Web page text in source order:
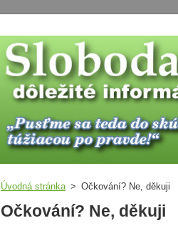
Úvodná stránka > Očkování? Ne, děkuji
Očkování? Ne, děkuji